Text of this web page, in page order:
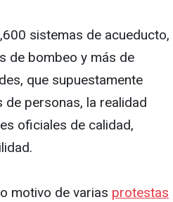
sistemas de acueducto,
de bombeo y más de
que supuestamente
de personas, la realidad
oficiales de calidad,
motivo de varias protestas